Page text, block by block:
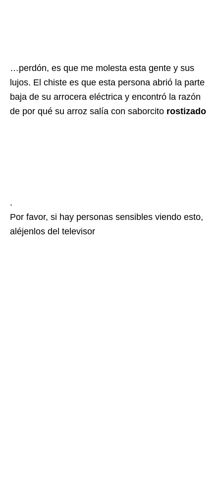
…perdón, es que me molesta esta gente y sus
lujos. El chiste es que esta persona abrió la parte
baja de su arrocera eléctrica y encontró la razón
de por qué su arroz salía con saborcito rostizado
.
Por favor, si hay personas sensibles viendo esto,
aléjenlos del televisor